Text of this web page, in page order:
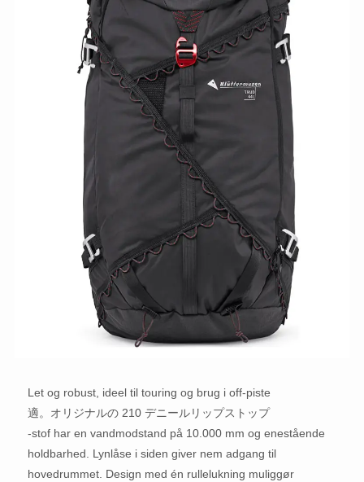
Let og robust, ideel til touring og brug i off-piste
適。オリジナルの 210 デニールリップストップ
-stof har en vandmodstand på 10.000 mm og enestående
holdbarhed. Lynlåse i siden giver nem adgang til
hovedrummet. Design med én rullelukning muliggør